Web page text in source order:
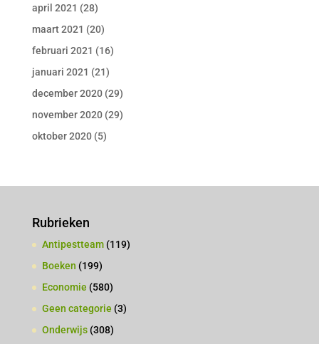
april 2021 (28)
maart 2021 (20)
februari 2021 (16)
januari 2021 (21)
december 2020(29)
november 2020(29)
oktober 2020(5)
Rubrieken
Antipestteam(119)
Boeken (199)
Economie (580)
Geen categorie (3)
Onderwijs(308)